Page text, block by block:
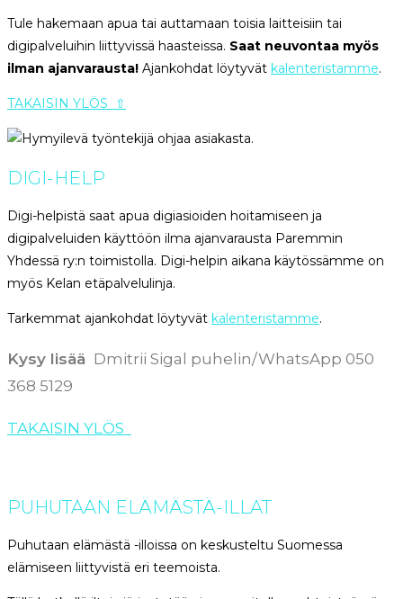
Tule hakemaan apua tai auttamaan toisia laitteisiin tai
digipalveluihin liittyvissä haasteissa. Saat neuvontaa myös
ilman ajanvarausta! Ajankohdat löytyvät kalenteristamme.
TAKAISIN YLÖS ⇧
DIGI-HELP
Digi-helpistä saat apua digiasioiden hoitamiseen ja
digipalveluiden käyttöön ilma ajanvarausta Paremmin
Yhdessä ry:n toimistolla. Digi-helpin aikana käytössämme on
myös Kelan etäpalvelulinja.
Tarkemmat ajankohdat löytyvät kalenteristamme.
Kysy lisää Dmitrii Sigal puhelin/WhatsApp 050
368 5129
TAKAISIN YLÖS
PUHUTAAN ELÄMÄSTÄ-ILLAT
Puhutaan elämästä -illoissa on keskusteltu Suomessa
elämiseen liittyvistä eri teemoista.